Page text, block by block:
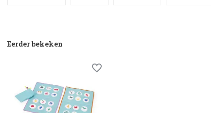
Eerder bekeken